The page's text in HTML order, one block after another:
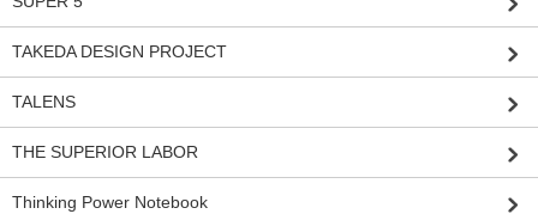
TAKEDA DESIGN PROJECT
TALENS
THE SUPERIOR LABOR
Thinking Power Notebook